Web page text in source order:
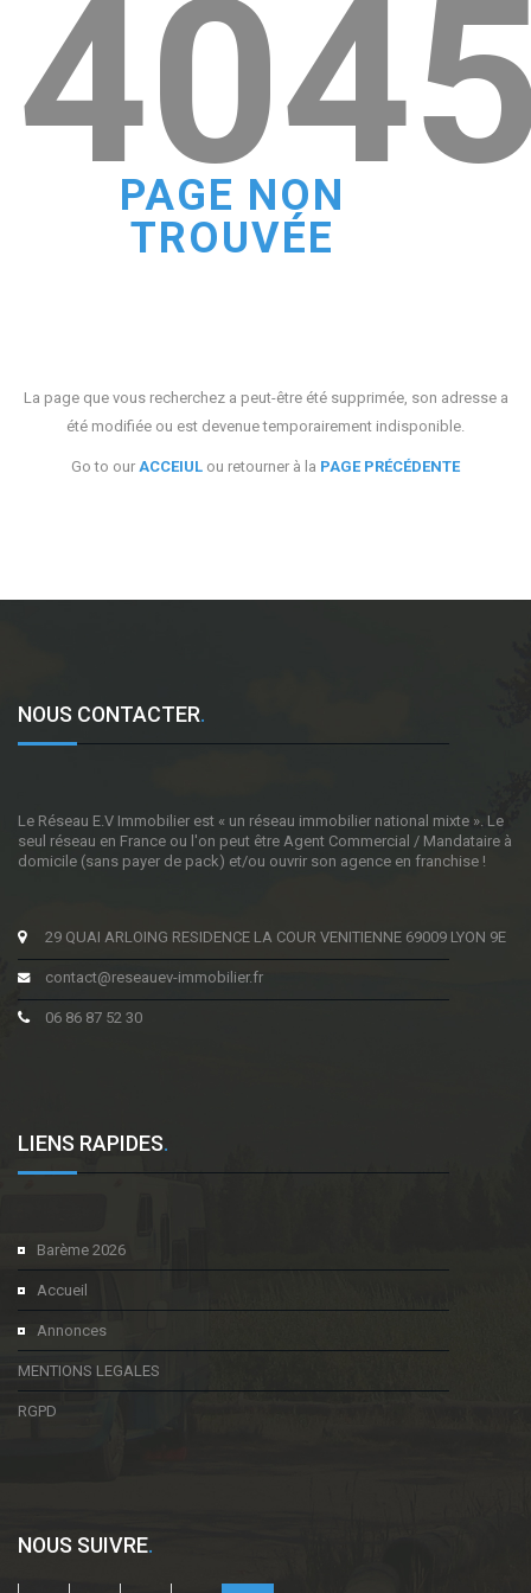
PAGE NON
TROUVÉE
La page que vous recherchez a peut-être été supprimée, son adresse a
été modifiée ou est devenue temporairement indisponible.
Go to our ACCEIUL ou retourner à la PAGE PRÉCÉDENTE
NOUS CONTACTER.
Le Réseau E.V Immobilier est « un réseau immobilier national mixte ». Le
seul réseau en France ou l'on peut être Agent Commercial / Mandataire à
domicile (sans payer de pack) et/ou ouvrir son agence en franchise !
29 QUAI ARLOING RESIDENCE LA COUR VENITIENNE 69009 LYON 9E
contact@reseauev-immobilier.fr
06 86 87 52 30
LIENS RAPIDES.
Barème 2026
Accueil
Annonces
MENTIONS LEGALES
RGPD
NOUS SUIVRE.